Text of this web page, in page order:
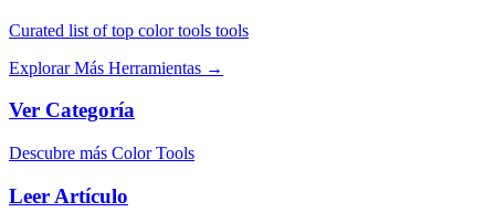
Curated list of top color tools tools
Explorar Más Herramientas →
Ver Categoría
Descubre más Color Tools
Leer Artículo